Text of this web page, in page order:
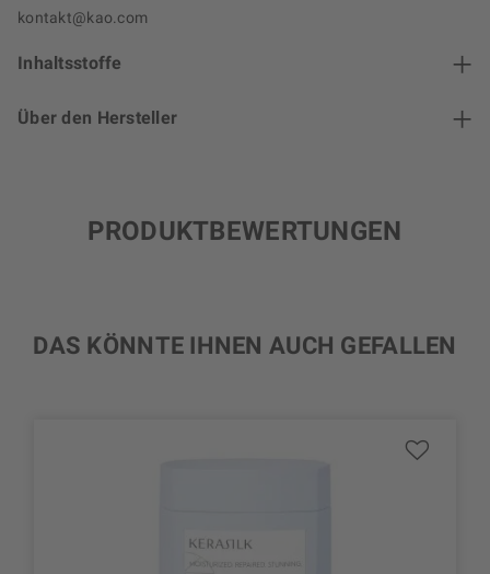
kontakt@kao.com
Inhaltsstoffe
Über den Hersteller
PRODUKTBEWERTUNGEN
DAS KÖNNTE IHNEN AUCH GEFALLEN